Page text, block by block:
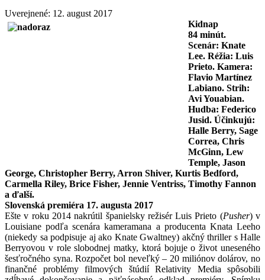
Uverejnené: 12. august 2017
Kidnap
84 minút.
Scenár: Knate
Lee. Réžia: Luis
Prieto. Kamera:
Flavio Martínez
Labiano. Strih:
Avi Youabian.
Hudba: Federico
Jusid. Účinkujú:
Halle Berry, Sage
Correa, Chris
McGinn, Lew
Temple, Jason
George, Christopher Berry, Arron Shiver, Kurtis Bedford,
Carmella Riley, Brice Fisher, Jennie Ventriss, Timothy Fannon
a ďalší.
Slovenská premiéra 17. augusta 2017
Ešte v roku 2014 nakrútil španielsky režisér Luis Prieto (Pusher) v
Louisiane podľa scenára kameramana a producenta Knata Leeho
(niekedy sa podpisuje aj ako Knate Gwaltney) akčný thriller s Halle
Berryovou v role slobodnej matky, ktorá bojuje o život uneseného
šesťročného syna. Rozpočet bol neveľký – 20 miliónov dolárov, no
finančné problémy filmových štúdií Relativity Media spôsobili